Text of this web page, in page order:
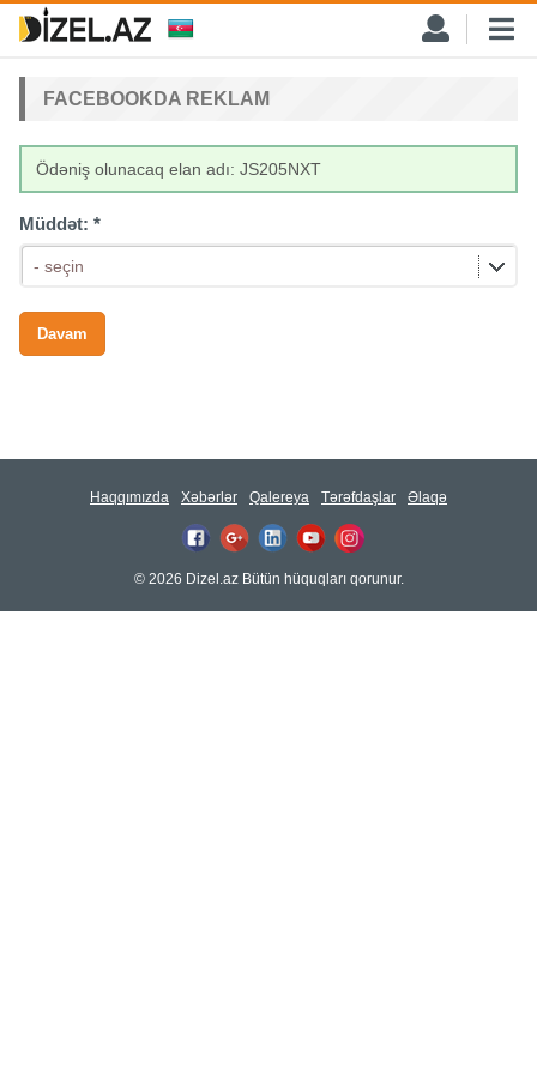
FACEBOOKDA REKLAM
Ödəniş olunacaq elan adı: JS205NXT
Müddət: *
- seçin
Haqqımızda Xəbərlər Qalereya Tərəfdaşlar Əlaqə
© 2026 Dizel.az Bütün hüquqları qorunur.